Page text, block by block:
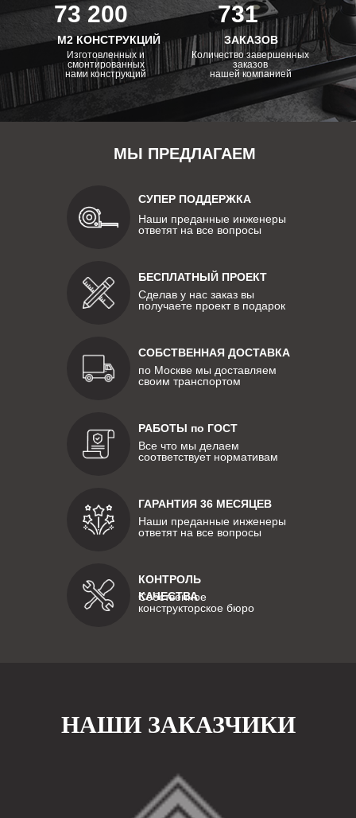
73 200
М2 КОНСТРУКЦИЙ
Изготовленных и
смонтированных
нами конструкций
731
ЗАКАЗОВ
Количество завершенных
заказов
нашей компанией
МЫ ПРЕДЛАГАЕМ
СУПЕР ПОДДЕРЖКА
Наши преданные инженеры
ответят на все вопросы
БЕСПЛАТНЫЙ ПРОЕКТ
Сделав у нас заказ вы
получаете проект в подарок
СОБСТВЕННАЯ ДОСТАВКА
по Москве мы доставляем
своим транспортом
РАБОТЫ по ГОСТ
Все что мы делаем
соответствует нормативам
КОНТРОЛЬ
КАЧЕСТВА
Собственное
конструкторское бюро
ГАРАНТИЯ 36 МЕСЯЦЕВ
Наши преданные инженеры
ответят на все вопросы
НАШИ ЗАКАЗЧИКИ